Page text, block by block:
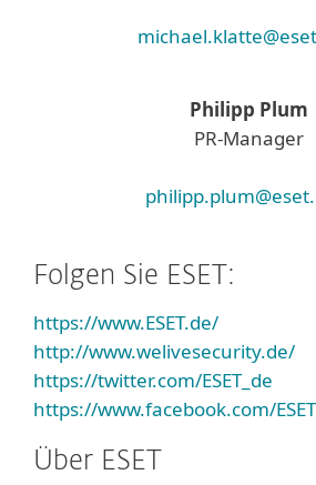
Philipp Plum
PR-Manager
Folgen Sie ESET:
https://www.ESET.de/
http://www.welivesecurity.de/
https://twitter.com/ESET_de
https://www.facebook.com/
Über ESET